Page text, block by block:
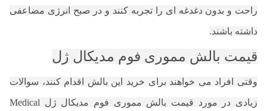
راحت و بدون دغدغه ای را تجربه کنند و در صبح انرژی مضاعفی
داشته باشند.
قیمت بالش مموری فوم مدیکال ژل
وقتی افراد می خواهند برای خرید این بالش اقدام کنند، سوالات
زیادی در مورد قیمت بالش مموری فوم مدیکال ژل Medical